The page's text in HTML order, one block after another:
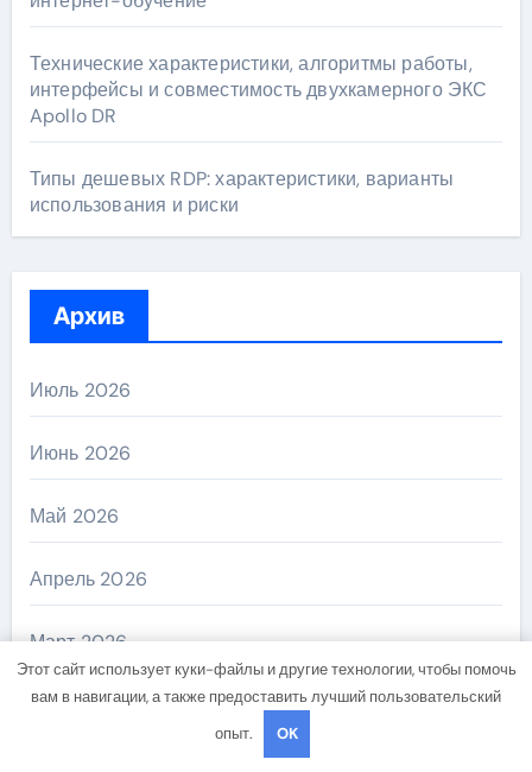
Технические характеристики, алгоритмы работы,
интерфейсы и совместимость двухкамерного ЭКС
Apollo DR
Типы дешевых RDP: характеристики, варианты
использования и риски
Архив
Июль 2026
Июнь 2026
Май 2026
Апрель 2026
Март 2026
Февраль 2026
Этот сайт использует куки-файлы и другие технологии, чтобы помочь
вам в навигации, а также предоставить лучший пользовательский
опыт.
OK